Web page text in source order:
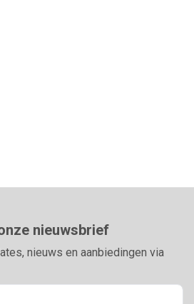
nieuwsbrief
nieuws en aanbiedingen via